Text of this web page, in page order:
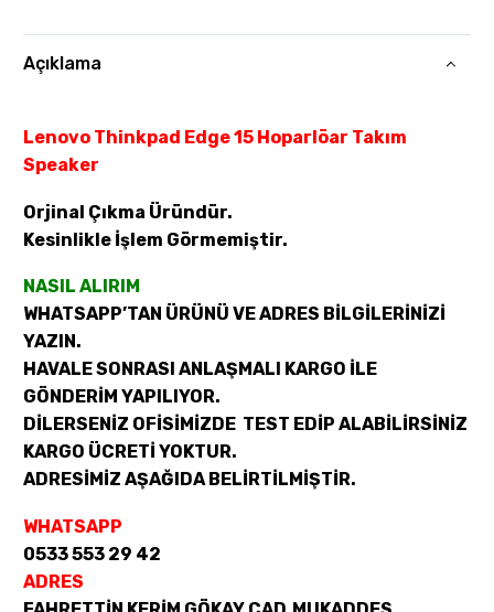
Açıklama
Lenovo Thinkpad Edge 15 Hoparlöar Takım
Speaker
Orjinal Çıkma Üründür.
Kesinlikle İşlem Görmemiştir.
NASIL ALIRIM
WHATSAPP’TAN ÜRÜNÜ VE ADRES BİLGİLERİNİZİ
YAZIN.
HAVALE SONRASI ANLAŞMALI KARGO İLE
GÖNDERİM YAPILIYOR.
DİLERSENİZ OFİSİMİZDE TEST EDİP ALABİLİRSİNİZ
KARGO ÜCRETİ YOKTUR.
ADRESİMİZ AŞAĞIDA BELİRTİLMİŞTİR.
WHATSAPP
0533 553 29 42
ADRES